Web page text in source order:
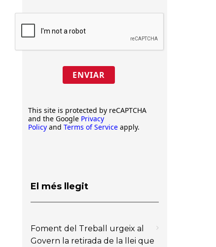
ENVIAR
This site is protected by reCAPTCHA
and the Google Privacy
Policy and Terms of Service apply.
El més llegit
Foment del Treball urgeix al
Govern la retirada de la llei que